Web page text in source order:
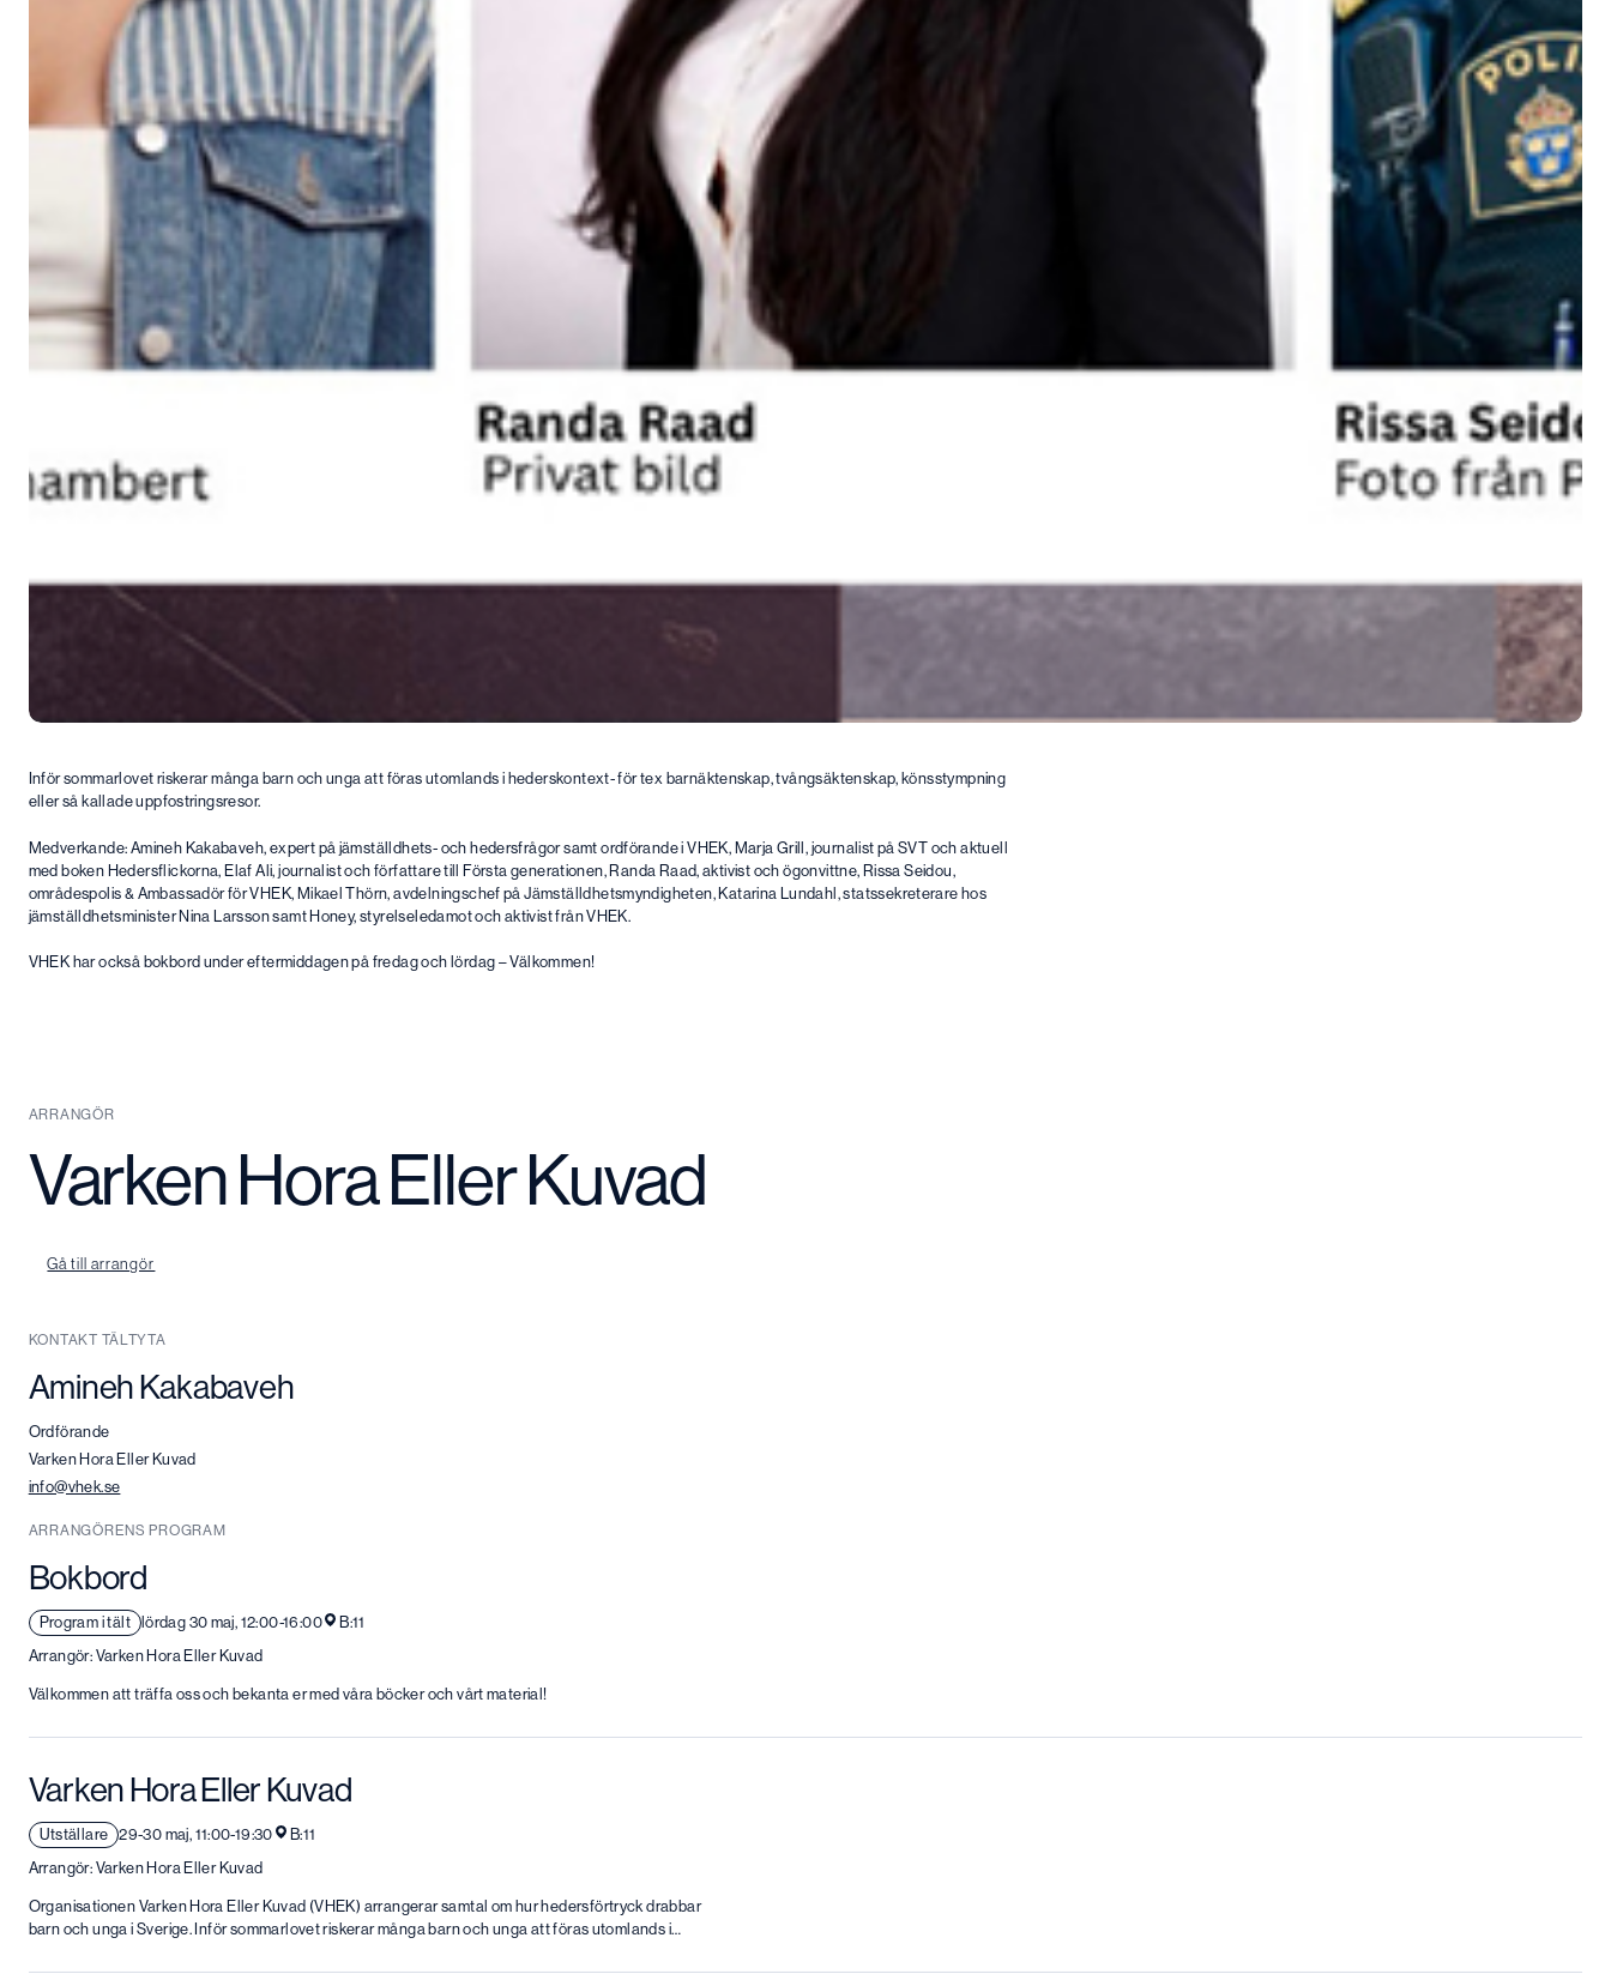
Inför sommarlovet riskerar många barn och unga att föras utomlands i hederskontext- för tex barnäktenskap, tvångsäktenskap, könsstympning
eller så kallade uppfostringsresor.
Medverkande: Amineh Kakabaveh, expert på jämställdhets- och hedersfrågor samt ordförande i VHEK, Marja Grill, journalist på SVT och aktuell
med boken Hedersflickorna, Elaf Ali, journalist och författare till Första generationen, Randa Raad, aktivist och ögonvittne, Rissa Seidou,
områdespolis & Ambassadör för VHEK, Mikael Thörn, avdelningschef på Jämställdhetsmyndigheten, Katarina Lundahl, statssekreterare hos
jämställdhetsminister Nina Larsson samt Honey, styrelseledamot och aktivist från VHEK.
VHEK har också bokbord under eftermiddagen på fredag och lördag – Välkommen!
ARRANGÖR
Varken Hora Eller Kuvad
Gå till arrangör
KONTAKT TÄLTYTA
Amineh Kakabaveh
Ordförande
Varken Hora Eller Kuvad
info@vhek.se
ARRANGÖRENS PROGRAM
Bokbord
Program i tält lördag 30 maj, 12:00-16:00
B:11
Arrangör: Varken Hora Eller Kuvad
Välkommen att träffa oss och bekanta er med våra böcker och vårt material!
Varken Hora Eller Kuvad
Utställare 29-30 maj, 11:00-19:30
B:11
Arrangör: Varken Hora Eller Kuvad
Organisationen Varken Hora Eller Kuvad (VHEK) arrangerar samtal om hur hedersförtryck drabbar
barn och unga i Sverige. Inför sommarlovet riskerar många barn och unga att föras utomlands i…